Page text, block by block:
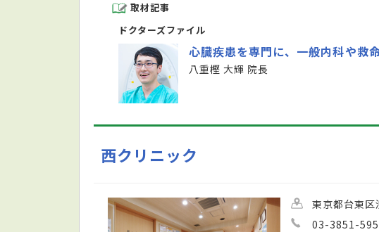
取材記事
ドクターズファイル
心臓疾患を専門に、一般内科や救
八重樫 大輝 院長
西クリニック
東京都台東
03-3851-